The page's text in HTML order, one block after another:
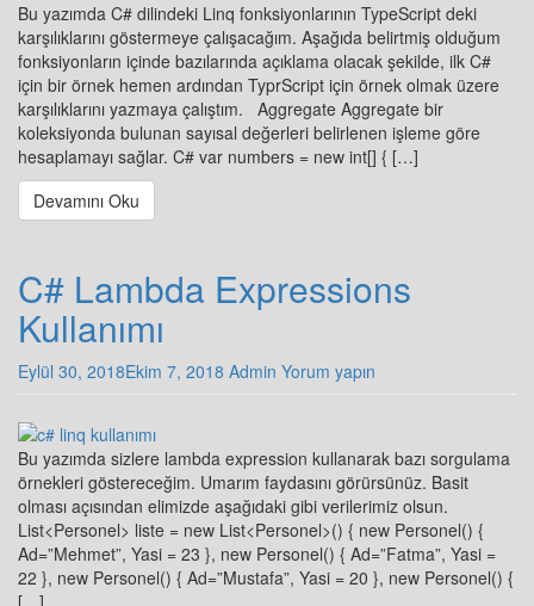
Bu yazımda C# dilindeki Linq fonksiyonlarının TypeScript deki
karşılıklarını göstermeye çalışacağım. Aşağıda belirtmiş olduğum
fonksiyonların içinde bazılarında açıklama olacak şekilde, ilk C#
için bir örnek hemen ardından TyprScript için örnek olmak üzere
karşılıklarını yazmaya çalıştım. Aggregate Aggregate bir
koleksiyonda bulunan sayısal değerleri belirlenen işleme göre
hesaplamayı sağlar. C# var numbers = new int[] { […]
Devamını Oku
C# Lambda Expressions
Kullanımı
Eylül 30, 2018Ekim 7, 2018 Admin Yorum yapın
Bu yazımda sizlere lambda expression kullanarak bazı sorgulama
örnekleri göstereceğim. Umarım faydasını görürsünüz. Basit
olması açısından elimizde aşağıdaki gibi verilerimiz olsun.
List<Personel> liste = new List<Personel>() { new Personel() {
Ad=”Mehmet”, Yasi = 23 }, new Personel() { Ad=”Fatma”, Yasi =
22 }, new Personel() { Ad=”Mustafa”, Yasi = 20 }, new Personel() {
[…]